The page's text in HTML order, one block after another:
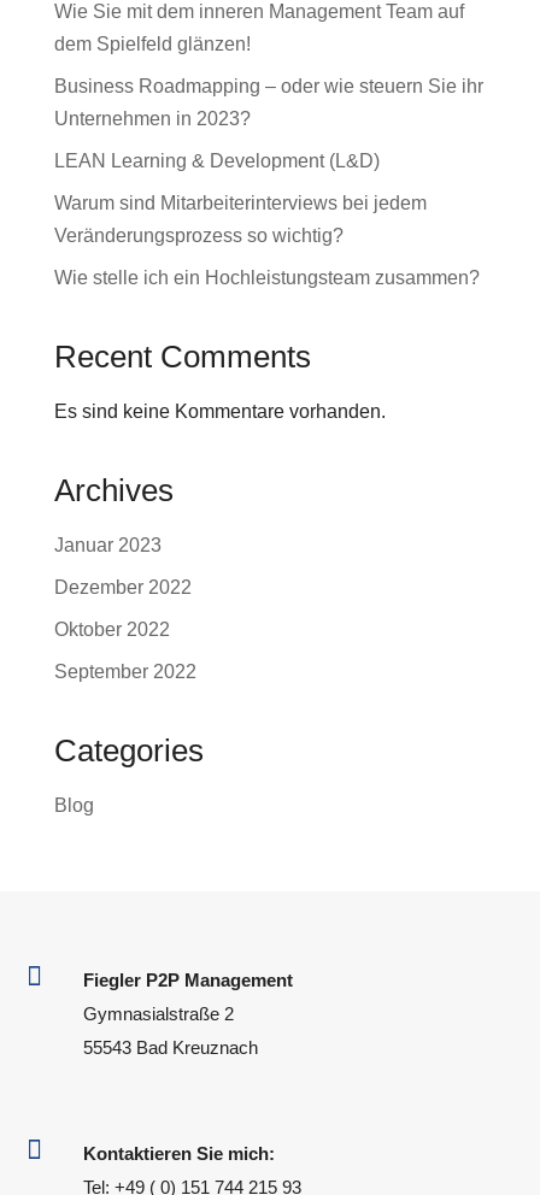
Wie Sie mit dem inneren Management Team auf
dem Spielfeld glänzen!
Business Roadmapping – oder wie steuern Sie ihr
Unternehmen in 2023?
LEAN Learning & Development (L&D)
Warum sind Mitarbeiterinterviews bei jedem
Veränderungsprozess so wichtig?
Wie stelle ich ein Hochleistungsteam zusammen?
Recent Comments
Es sind keine Kommentare vorhanden.
Archives
Januar 2023
Dezember 2022
Oktober 2022
September 2022
Categories
Blog

Fiegler P2P Management
Gymnasialstraße 2
55543 Bad Kreuznach

Kontaktieren Sie mich:
Tel: +49 (0) 151 744 215 93